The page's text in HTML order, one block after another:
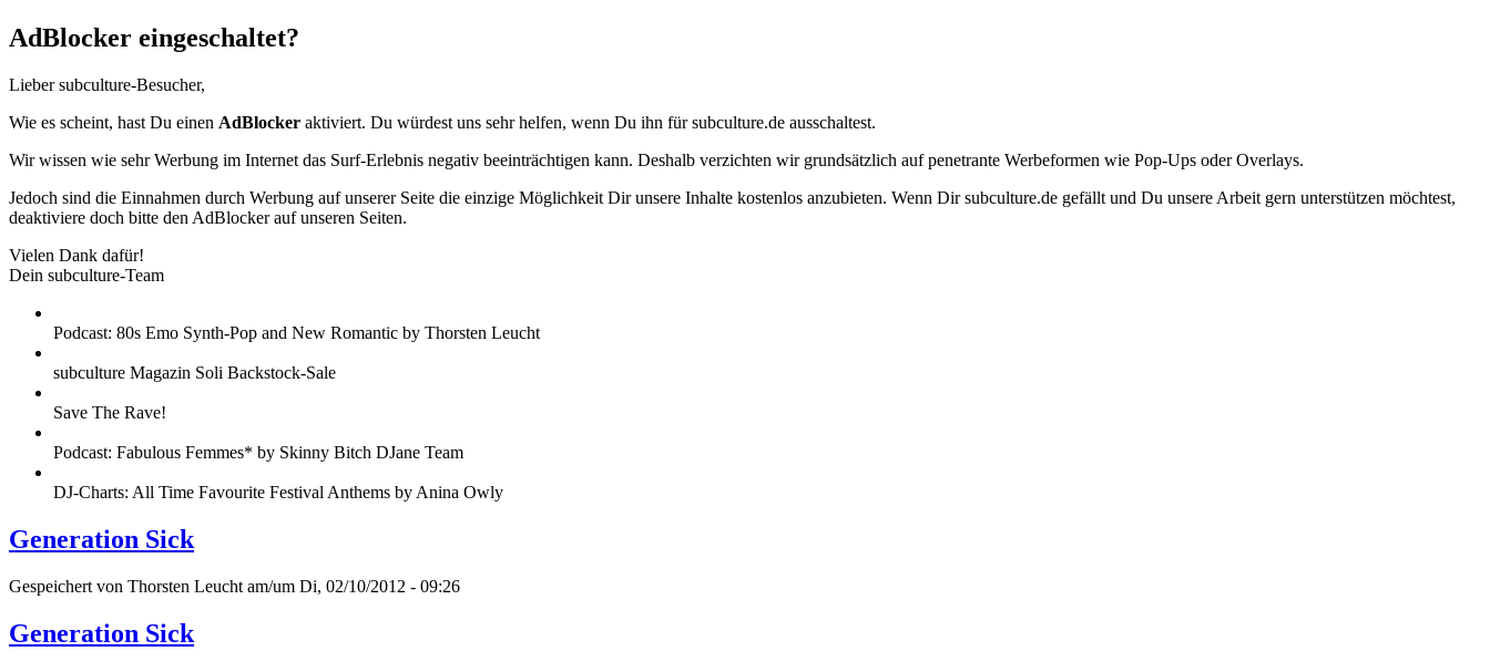
AdBlocker eingeschaltet?
Lieber subculture-Besucher,
Wie es scheint, hast Du einen AdBlocker aktiviert. Du würdest uns sehr helfen, wenn Du ihn für subculture.de ausschaltest.
Wir wissen wie sehr Werbung im Internet das Surf-Erlebnis negativ beeinträchtigen kann. Deshalb verzichten wir grundsätzlich auf penetrante Werbeformen wie Pop-Ups oder Overlays.
Jedoch sind die Einnahmen durch Werbung auf unserer Seite die einzige Möglichkeit Dir unsere Inhalte kostenlos anzubieten. Wenn Dir subculture.de gefällt und Du unsere Arbeit gern unterstützen möchtest,
deaktiviere doch bitte den AdBlocker auf unseren Seiten.
Vielen Dank dafür!
Dein subculture-Team
Podcast: 80s Emo Synth-Pop and New Romantic by Thorsten Leucht
subculture Magazin Soli Backstock-Sale
Save The Rave!
Podcast: Fabulous Femmes* by Skinny Bitch DJane Team
DJ-Charts: All Time Favourite Festival Anthems by Anina Owly
Generation Sick
Gespeichert von Thorsten Leucht am/um Di, 02/10/2012 - 09:26
Generation Sick